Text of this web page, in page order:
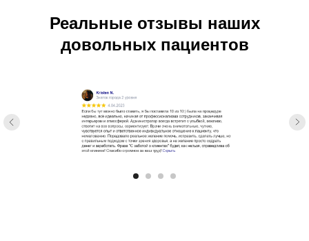
Реальные отзывы наших
довольных пациентов